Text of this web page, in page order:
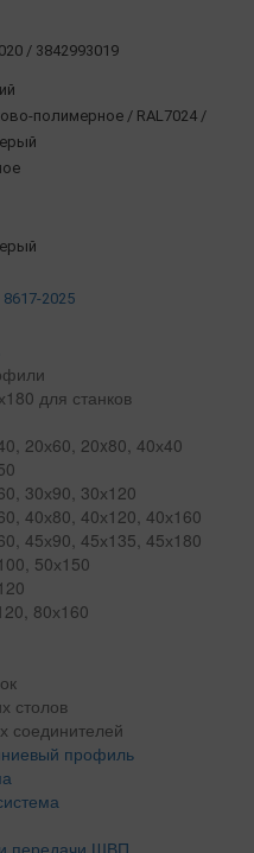
/ 3842993019
полимерное / RAL7024 /
2025
для станков
20х60, 20x80, 40х40
30х90, 30х120
40х80, 40х120, 40х160
45х90, 45х135, 45х180
50х150
80х160
столов
соединителей
профиль
передачи ШВП